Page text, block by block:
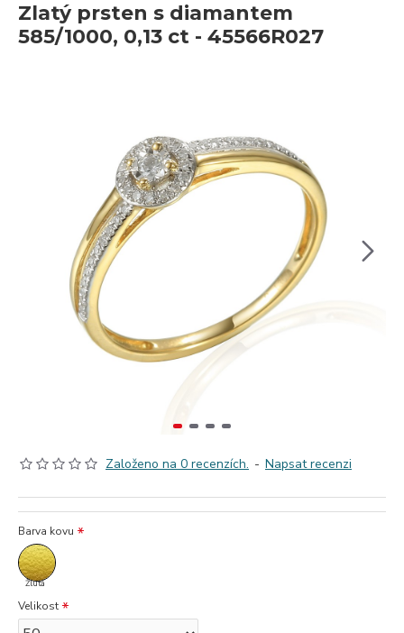
Zlatý prsten s diamantem
585/1000, 0,13 ct - 45566R027
Založeno na 0 recenzích. - Napsat recenzi
Barva kovu
Žlutá
Velikost